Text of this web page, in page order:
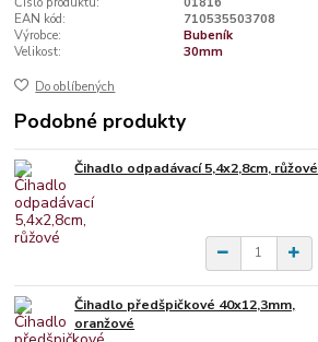
EAN kód:
710535503708
Výrobce:
Bubeník
Velikost:
30mm
Do oblíbených
Podobné produkty
Čihadlo odpadávací 5,4x2,8cm, růžové
Čihadlo předšpičkové 40x12,3mm,
oranžové